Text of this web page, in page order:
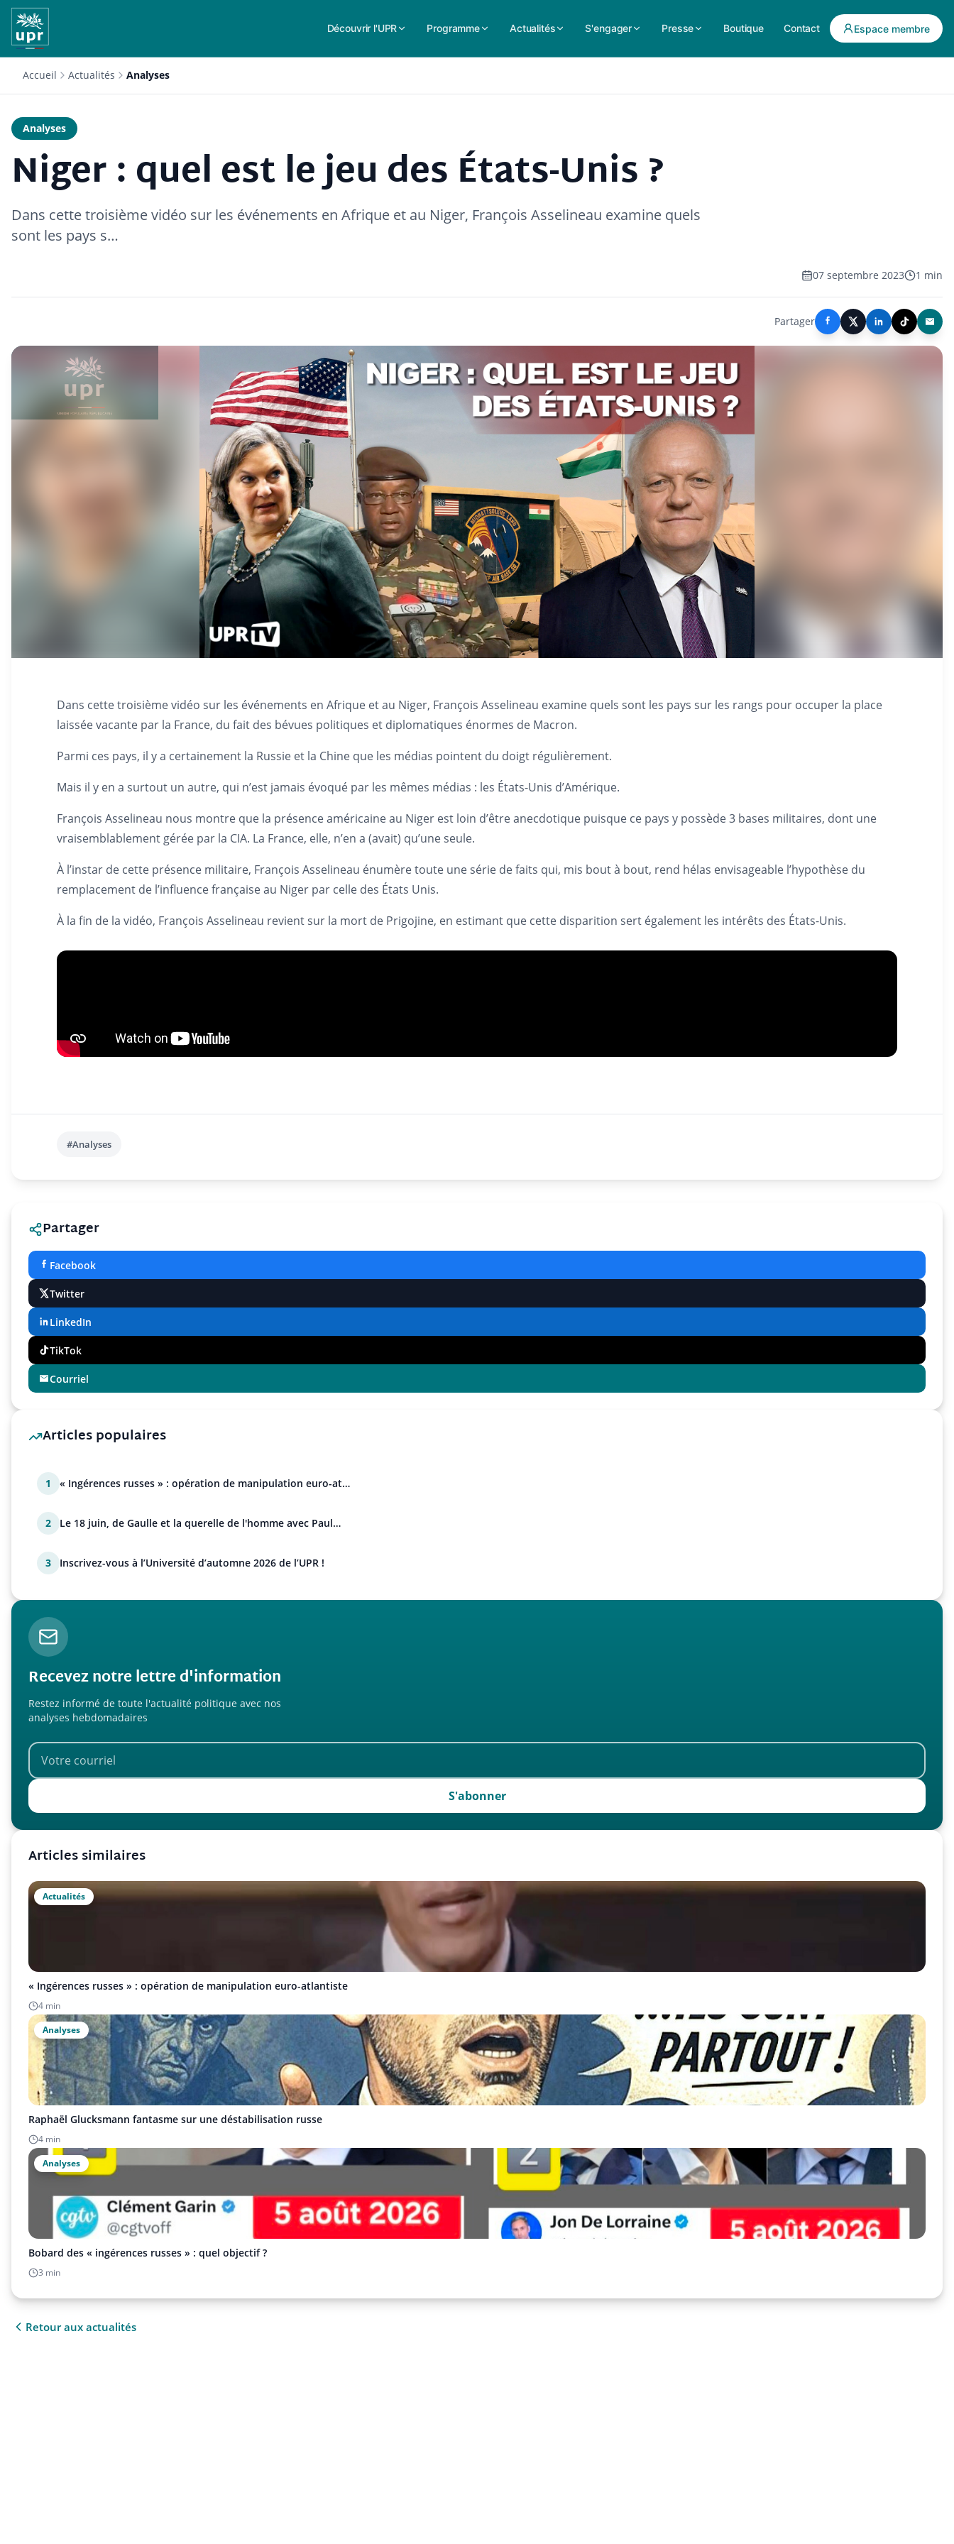
Découvrir l'UPR Programme Actualités S'engager Presse Boutique Contact Espace membre
Accueil Actualités Analyses
Analyses
Niger : quel est le jeu des États-Unis ?
Dans cette troisième vidéo sur les événements en Afrique et au Niger, François Asselineau examine quels
sont les pays s…
07 septembre 2023 1 min
Partager
Dans cette troisième vidéo sur les événements en Afrique et au Niger, François Asselineau examine quels sont les pays sur les rangs pour occuper la place
laissée vacante par la France, du fait des bévues politiques et diplomatiques énormes de Macron.
Parmi ces pays, il y a certainement la Russie et la Chine que les médias pointent du doigt régulièrement.
Mais il y en a surtout un autre, qui n’est jamais évoqué par les mêmes médias : les États-Unis d’Amérique.
François Asselineau nous montre que la présence américaine au Niger est loin d’être anecdotique puisque ce pays y possède 3 bases militaires, dont une
vraisemblablement gérée par la CIA. La France, elle, n’en a (avait) qu’une seule.
À l’instar de cette présence militaire, François Asselineau énumère toute une série de faits qui, mis bout à bout, rend hélas envisageable l’hypothèse du
remplacement de l’influence française au Niger par celle des États Unis.
À la fin de la vidéo, François Asselineau revient sur la mort de Prigojine, en estimant que cette disparition sert également les intérêts des États-Unis.
#Analyses
Partager
Facebook
Twitter
LinkedIn
TikTok
Courriel
Articles populaires
1 « Ingérences russes » : opération de manipulation euro-at…
2 Le 18 juin, de Gaulle et la querelle de l'homme avec Paul…
3 Inscrivez-vous à l’Université d’automne 2026 de l’UPR !
Recevez notre lettre d'information
Restez informé de toute l'actualité politique avec nos
analyses hebdomadaires
S'abonner
Articles similaires
Actualités
« Ingérences russes » : opération de manipulation euro-atlantiste
4 min
Analyses
Raphaël Glucksmann fantasme sur une déstabilisation russe
4 min
Analyses
Bobard des « ingérences russes » : quel objectif ?
3 min
Retour aux actualités